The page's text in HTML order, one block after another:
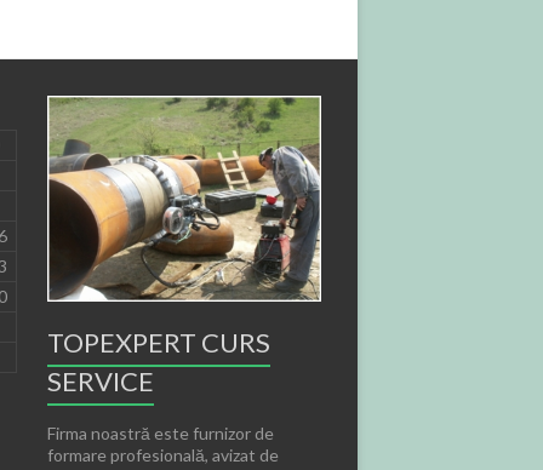
TOPEXPERT CURS
SERVICE
Firma noastră este furnizor de
formare profesională, avizat de